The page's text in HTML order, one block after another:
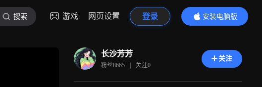
搜索 游戏 网页设置 登录
安装电脑版
内容更精彩
长沙芳芳
粉丝8665 | 关注0
关注